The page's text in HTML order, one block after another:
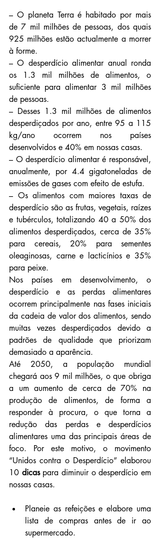
– O planeta Terra é habitado por mais
de 7 mil milhões de pessoas, dos quais
925 milhões estão actualmente a morrer
à forme.
– O desperdício alimentar anual ronda
os 1.3 mil milhões de alimentos, o
suficiente para alimentar 3 mil milhões
de pessoas.
– Desses 1.3 mil milhões de alimentos
desperdiçados por ano, entre 95 a 115
kg/ano ocorrem nos países
desenvolvidos e 40% em nossas casas.
– O desperdício alimentar é responsável,
anualmente, por 4.4 gigatoneladas de
emissões de gases com efeito de estufa.
– Os alimentos com maiores taxas de
desperdício são as frutas, vegetais, raízes
e tubérculos, totalizando 40 a 50% dos
alimentos desperdiçados, cerca de 35%
para cereais, 20% para sementes
oleaginosas, carne e lacticínios e 35%
para peixe.
Nos países em desenvolvimento, o
desperdício e as perdas alimentares
ocorrem principalmente nas fases iniciais
da cadeia de valor dos alimentos, sendo
muitas vezes desperdiçados devido a
padrões de qualidade que priorizam
demasiado a aparência.
Até 2050, a população mundial
chegará aos 9 mil milhões, o que obriga
a um aumento de cerca de 70% na
produção de alimentos, de forma a
responder à procura, o que torna a
redução das perdas e desperdícios
alimentares uma das principais áreas de
foco. Por este motivo, o movimento
“Unidos contra o Desperdício” elaborou
10 dicas para diminuir o desperdício em
nossas casas.
Planeie as refeições e elabore uma
lista de compras antes de ir ao
supermercado.